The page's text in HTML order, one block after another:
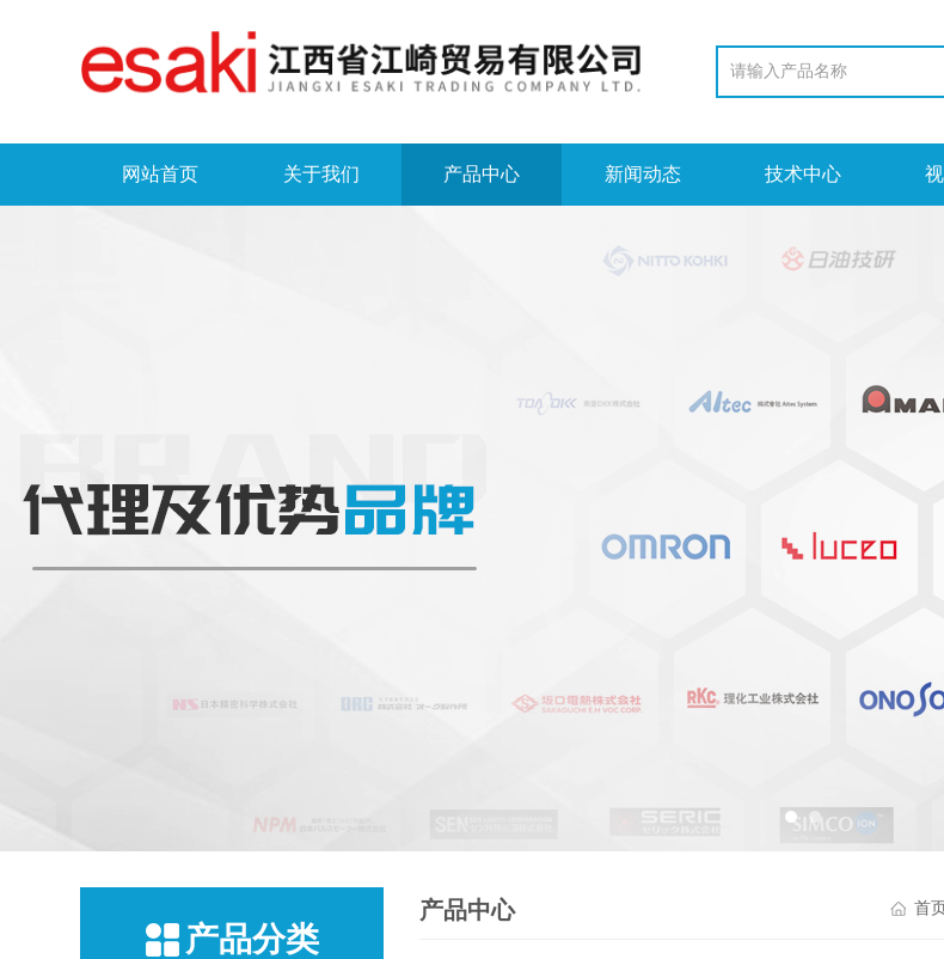
网站首页 关于我们 产品中心 新闻动态 技术中心
产品分类
产品中心 首页